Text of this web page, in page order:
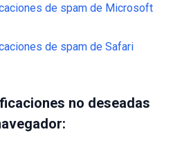
de spam de Microsoft
de spam de Safari
no deseadas